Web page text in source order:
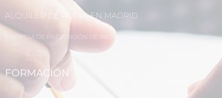
ALQUILER DE AULAS EN MADRID
EMPRESA DE PREVENCIÓN DE RIESGOS LABORALES
FORMACIÓN